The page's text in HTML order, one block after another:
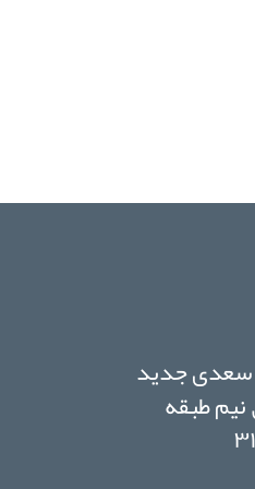
سعدی جدید
نیم طبقه